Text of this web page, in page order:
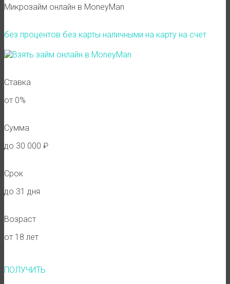
Микрозайм онлайн в MoneyMan
без процентов без карты наличными на карту на счет
Ставка
от 0%
Сумма
до 30 000 ₽
Срок
до 31 дня
Возраст
от 18 лет
ПОЛУЧИТЬ